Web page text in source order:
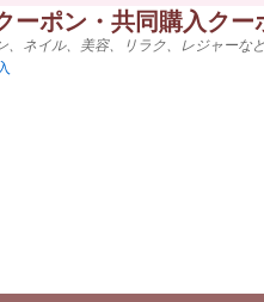
ーポン・共同購入ク
、ネイル、美容、リラク、レジャー